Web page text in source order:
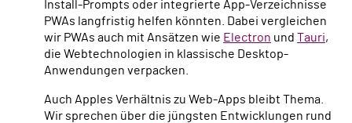
Install-Prompts oder integrierte App-Verzeichnisse
PWAs langfristig helfen könnten. Dabei vergleichen
wir PWAs auch mit Ansätzen wie Electron und Tauri,
die Webtechnologien in klassische Desktop-
Anwendungen verpacken.
Auch Apples Verhältnis zu Web-Apps bleibt Thema.
Wir sprechen über die jüngsten Entwicklungen rund